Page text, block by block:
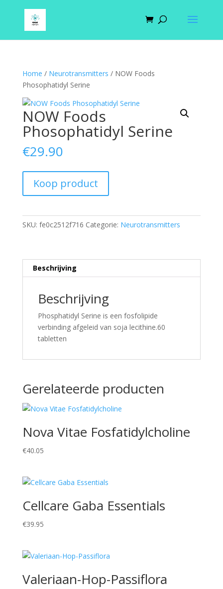
Home / Neurotransmitters / NOW Foods
Phosophatidyl Serine
NOW Foods
Phosophatidyl Serine
€29.90
Koop product
SKU: fe0c2512f716 Categorie: Neurotransmitters
Beschrijving
Beschrijving
Phosphatidyl Serine is een fosfolipide
verbinding afgeleid van soja lecithine.60
tabletten
Gerelateerde producten
Nova Vitae Fosfatidylcholine
€40.05
Cellcare Gaba Essentials
€39.95
Valeriaan-Hop-Passiflora